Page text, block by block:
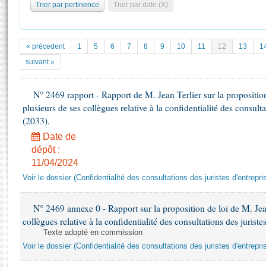
Documents parlementaires
Projets de loi
Textes adoptés
Rapports d'information
Rapports d'enquête
Rapports législatifs
Rapports sur l'application des lois
Dossiers législatifs
Budget et sécurité sociale
Questions écrites et orales
Transparence et déontologie
Histoire
Juniors
Anciennes législatures
Liens vers les sites publics
Les archives
Contacts et plan d'accès
Trier par pertinence Trier par date (X)
« précedent 1 5 6 7 8 9 10 11 12 13
suivant »
N° 2469 rapport - Rapport de M. Jean Terlier sur la
plusieurs de ses collègues relative à la confidentialité des
(2033).
Date de
dépôt :
11/04/2024
Voir le dossier (Confidentialité des consultations des juristes
N° 2469 annexe 0 - Rapport sur la proposition de loi de M.
collègues relative à la confidentialité des consultations des
Texte adopté en commission
Voir le dossier (Confidentialité des consultations des juristes